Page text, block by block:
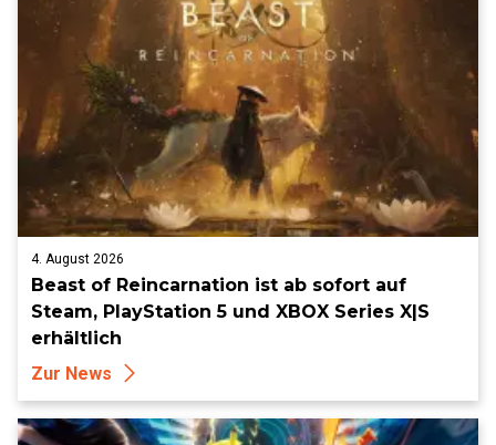
4. August 2026
Beast of Reincarnation ist ab sofort auf
Steam, PlayStation 5 und XBOX Series X|S
erhältlich
Zur News